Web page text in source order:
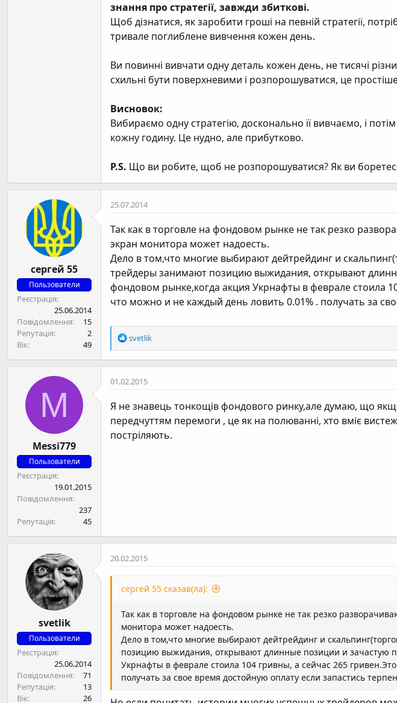
знання про стратегії, завжди збиткові.
Щоб дізнатися, як заробити гроші на певній стратегії,
тривале поглиблене вивчення кожен день.
Ви повинні вивчати одну деталь кожен день, не тисячі
схильні бути поверхневими і розпорошуватися, це простіше
Висновок:
Вибираємо одну стратегію, досконально її вивчаємо, і
кожну годину. Це нудно, але прибутково.
P.S. Що ви робите, щоб не розпорошуватися? Як ви
сергей 55
Пользователи
Реєстрація
25.06.2014
Повідомлення
15
Репутація
2
Вік
49
25.07.2014
Так как в торговле на фондовом рынке не так резко
экран монитора может надоесть.
Дело в том,что многие выбирают дейтрейдинг и
трейдеры занимают позицию выжидания, открывают
фондовом рынке,когда акция Укрнафты в феврале стоила
что можно и не каждый день ловить 0.01% . получать за
Р
е
а
ц
ї
:
svetlik
M
Messi779
Пользователи
Реєстрація
19.01.2015
Повідомлення
237
Репутація
45
01.02.2015
Я не знавець тонкощів фондового ринку,але думаю, що
передчуттям перемоги , це як на полюванні, хто вміє
постріляють.
svetlik
Пользователи
Реєстрація
25.06.2014
Повідомлення
71
Репутація
13
Вік
26
20.02.2015
сергей 55 сказав(ла):
Так как в торговле на фондовом рынке не так резко
монитора может надоесть.
Дело в том,что многие выбирают дейтрейдинг и
позицию выжидания, открывают длинные позиции и зачастую
Укрнафты в феврале стоила 104 гривны, а сейчас 265
получать за свое время достойную оплату если запастись